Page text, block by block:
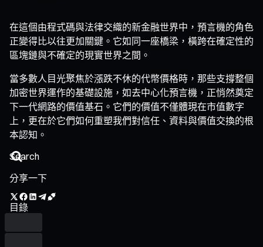
在這個由程式碼與法律交織的新金融世界中，預言機的角色
正變得比以往更加關鍵。它如同一座橋梁，橫跨在確定性的
區塊鏈與不確定的現實世界之間。
當多數人目光聚焦於漲跌不休的代幣價格時，那些支撐整個
加密世界運作的基礎設施，如去中心化預言機，正悄然奠定
下一代網路的價值基石。它們的價值不僅體現在市值數字
上，更在於它們如何重塑我們對信任、資料與價值交換的根
本認知。
分享一下
目錄